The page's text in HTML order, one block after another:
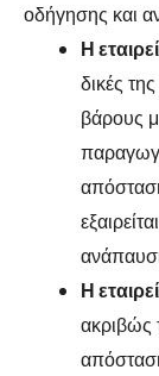
οδήγησης και
Η
δικές
βάρους
Η
ακριβώς